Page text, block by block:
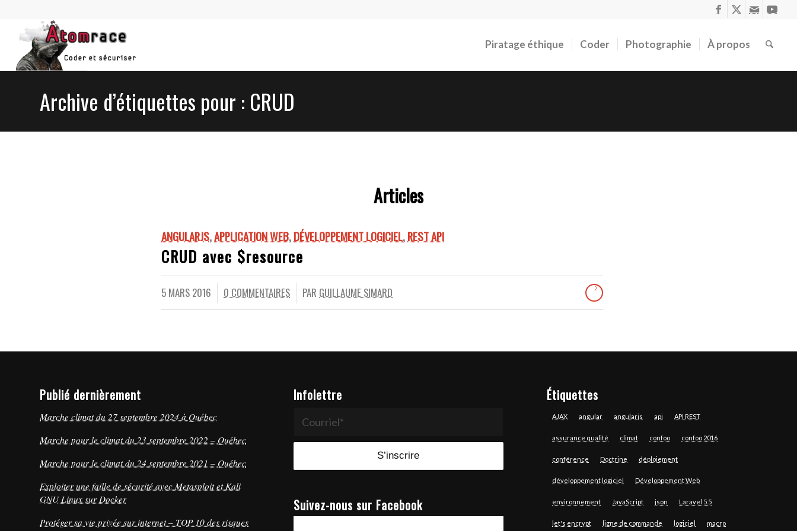
Piratage éthique Coder Photographie À propos
Archive d’étiquettes pour : CRUD
Articles
ANGULARJS,APPLICATION WEB,DÉVELOPPEMENT LOGICIEL,REST API
CRUD avec $resource
5 MARS 2016 0 COMMENTAIRES
/ PAR GUILLAUME SIMARD
Publié dernièrement
Marche climat du 27 septembre 2024 à Québec
Marche pour le climat du 23 septembre 2022 – Québec
Marche pour le climat du 24 septembre 2021 – Québec
Exploiter une faille de sécurité avec Metasploit et Kali
GNU Linux sur Docker
Protéger sa vie privée sur internet – TOP 10 des risques
Infolettre
Suivez-nous sur Facebook
Étiquettes
AJAX angular angularjs api API REST
assurance qualité climat confoo confoo 2016
conférence Doctrine déploiement
développement logiciel Développement Web
environnement JavaScript json Laravel 5.5
let's encrypt ligne de commande logiciel macro